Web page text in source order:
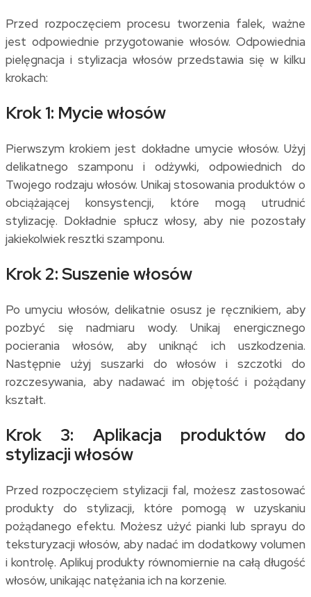
Przed rozpoczęciem procesu tworzenia falek, ważne
jest odpowiednie przygotowanie włosów. Odpowiednia
pielęgnacja i stylizacja włosów przedstawia się w kilku
krokach:
Krok 1: Mycie włosów
Pierwszym krokiem jest dokładne umycie włosów. Użyj
delikatnego szamponu i odżywki, odpowiednich do
Twojego rodzaju włosów. Unikaj stosowania produktów o
obciążającej konsystencji, które mogą utrudnić
stylizację. Dokładnie spłucz włosy, aby nie pozostały
jakiekolwiek resztki szamponu.
Krok 2: Suszenie włosów
Po umyciu włosów, delikatnie osusz je ręcznikiem, aby
pozbyć się nadmiaru wody. Unikaj energicznego
pocierania włosów, aby uniknąć ich uszkodzenia.
Następnie użyj suszarki do włosów i szczotki do
rozczesywania, aby nadawać im objętość i pożądany
kształt.
Krok 3: Aplikacja produktów do
stylizacji włosów
Przed rozpoczęciem stylizacji fal, możesz zastosować
produkty do stylizacji, które pomogą w uzyskaniu
pożądanego efektu. Możesz użyć pianki lub sprayu do
teksturyzacji włosów, aby nadać im dodatkowy volumen
i kontrolę. Aplikuj produkty równomiernie na całą długość
włosów, unikając natężania ich na korzenie.